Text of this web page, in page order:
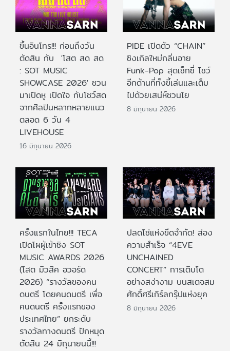
ขึ้นอินโทร!!! ก่อนถึงวัน
ตัดสิน กับ 'โสต สด สด
: SOT MUSIC
SHOWCASE 2026' ชวน
มาเปิดหู เปิดใจ กับโชว์สด
จากศิลปินหลากหลายแนว
ตลอด 6 วัน 4
LIVEHOUSE
16 มิถุนายน 2026
PIDE เปิดตัว “CHAIN”
ซิงเกิลใหม่กลิ่นอาย
Funk-Pop สุดเซ็กซี่ โชว์
อีกด้านที่ทั้งขี้เล่นและเต็ม
ไปด้วยเสน่ห์ชวนโย
8 มิถุนายน 2026
ครั้งแรกในไทย!!! TECA
เปิดโผผู้เข้าชิง SOT
MUSIC AWARDS 2026
(โสต มิวสิค อวอร์ด
2026) “รางวัลของคน
ดนตรี โดยคนดนตรี เพื่อ
คนดนตรี ครั้งแรกของ
ประเทศไทย” ยกระดับ
รางวัลทางดนตรี ปักหมุด
ตัดสิน 24 มิถุนายนนี้!!!
ปลดโซ่แห่งขีดจำกัด! ส่อง
ความสำเร็จ “4EVE
UNCHAINED
CONCERT” การเติบโต
อย่างสง่างาม บนสเตจสม
ศักดิ์ศรีเกิร์ลกรุ๊ปแห่งยุค
8 มิถุนายน 2026